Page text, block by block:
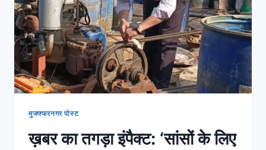
मुजफ्फरनगर पोस्ट
ख़बर का तगड़ा इंपैक्ट: ‘सांसों के लिए